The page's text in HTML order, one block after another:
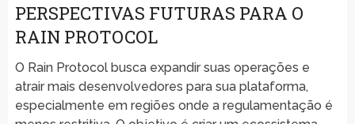
PERSPECTIVAS FUTURAS PARA O
RAIN PROTOCOL
O Rain Protocol busca expandir suas operações e
atrair mais desenvolvedores para sua plataforma,
especialmente em regiões onde a regulamentação é